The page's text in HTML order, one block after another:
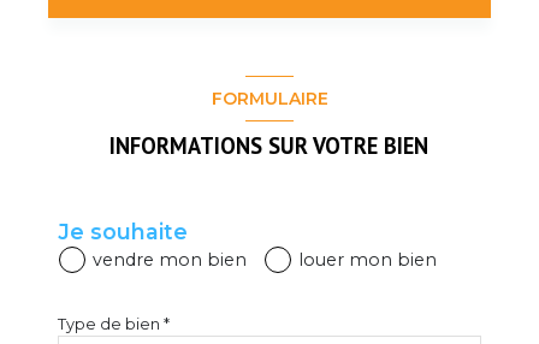
J'obtiens une estimation en 4 étapes
FORMULAIRE
INFORMATIONS SUR VOTRE BIEN
Je souhaite
vendre mon bien louer mon bien
Type de bien *